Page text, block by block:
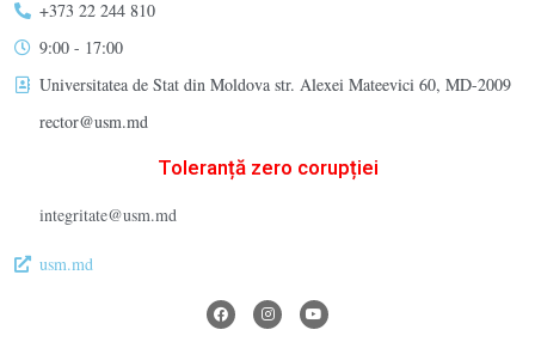
+373 22 244 810
9:00 - 17:00
Universitatea de Stat din Moldova str. Alexei Mateevici 60, MD-2009
rector@usm.md
Toleranță zero corupției
integritate@usm.md
usm.md